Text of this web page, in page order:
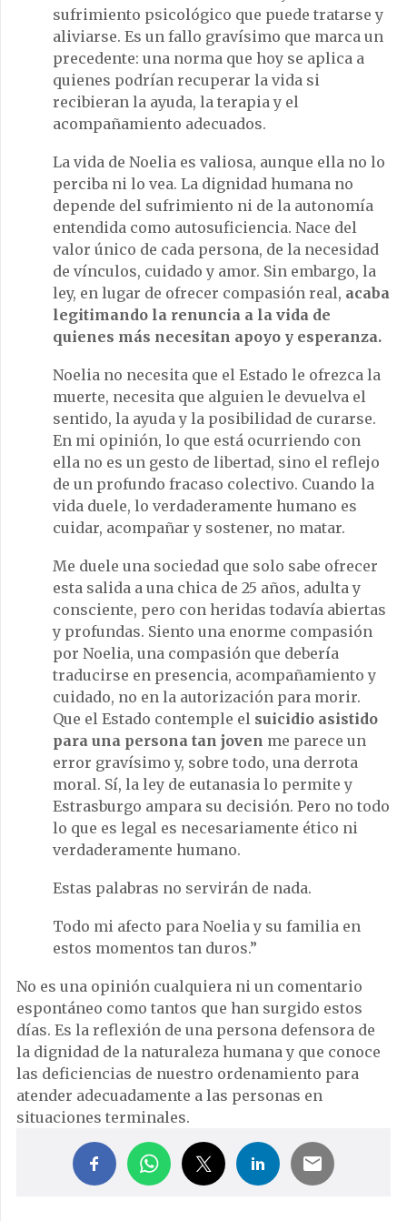
sufrimiento psicológico que puede tratarse y
aliviarse. Es un fallo gravísimo que marca un
precedente: una norma que hoy se aplica a
quienes podrían recuperar la vida si
recibieran la ayuda, la terapia y el
acompañamiento adecuados.
La vida de Noelia es valiosa, aunque ella no lo
perciba ni lo vea. La dignidad humana no
depende del sufrimiento ni de la autonomía
entendida como autosuficiencia. Nace del
valor único de cada persona, de la necesidad
de vínculos, cuidado y amor. Sin embargo, la
ley, en lugar de ofrecer compasión real, acaba
legitimando la renuncia a la vida de
quienes más necesitan apoyo y esperanza.
Noelia no necesita que el Estado le ofrezca la
muerte, necesita que alguien le devuelva el
sentido, la ayuda y la posibilidad de curarse.
En mi opinión, lo que está ocurriendo con
ella no es un gesto de libertad, sino el reflejo
de un profundo fracaso colectivo. Cuando la
vida duele, lo verdaderamente humano es
cuidar, acompañar y sostener, no matar.
Me duele una sociedad que solo sabe ofrecer
esta salida a una chica de 25 años, adulta y
consciente, pero con heridas todavía abiertas
y profundas. Siento una enorme compasión
por Noelia, una compasión que debería
traducirse en presencia, acompañamiento y
cuidado, no en la autorización para morir.
Que el Estado contemple el suicidio asistido
para una persona tan joven me parece un
error gravísimo y, sobre todo, una derrota
moral. Sí, la ley de eutanasia lo permite y
Estrasburgo ampara su decisión. Pero no todo
lo que es legal es necesariamente ético ni
verdaderamente humano.
Estas palabras no servirán de nada.
Todo mi afecto para Noelia y su familia en
estos momentos tan duros.”
No es una opinión cualquiera ni un comentario
espontáneo como tantos que han surgido estos
días. Es la reflexión de una persona defensora de
la dignidad de la naturaleza humana y que conoce
las deficiencias de nuestro ordenamiento para
atender adecuadamente a las personas en
situaciones terminales.